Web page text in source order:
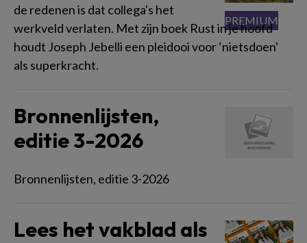
de redenen is dat collega's het
werkveld verlaten. Met zijn boek Rust in je hoofd
houdt Joseph Jebelli een pleidooi voor ‘nietsdoen'
als superkracht.
Bronnenlijsten,
editie 3-2026
Bronnenlijsten, editie 3-2026
Lees het vakblad als